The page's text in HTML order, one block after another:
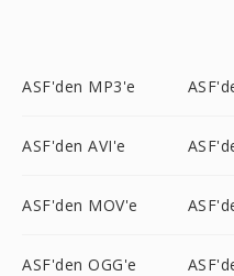
ASF'den MP3'e
ASF'den AVI'e
ASF'den MOV'e
ASF'den OGG'e